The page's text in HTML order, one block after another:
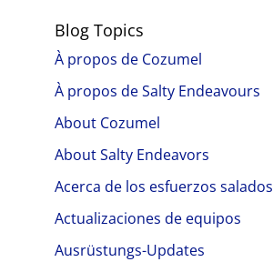
Blog Topics
À propos de Cozumel
À propos de Salty Endeavours
About Cozumel
About Salty Endeavors
Acerca de los esfuerzos salados
Actualizaciones de equipos
Ausrüstungs-Updates